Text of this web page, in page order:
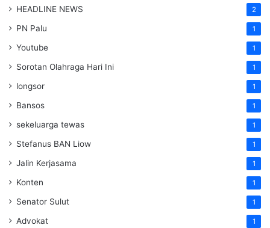
HEADLINE NEWS 2
PN Palu 1
Youtube 1
Sorotan Olahraga Hari Ini 1
longsor 1
Bansos 1
sekeluarga tewas 1
Stefanus BAN Liow 1
Jalin Kerjasama 1
Konten 1
Senator Sulut 1
Advokat 1